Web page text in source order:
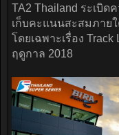
TA2 Thailand ระเบิ
เก็บคะแนนสะสมภาย
โดยเฉพาะเรื่อง
ฤดูกาล 2018